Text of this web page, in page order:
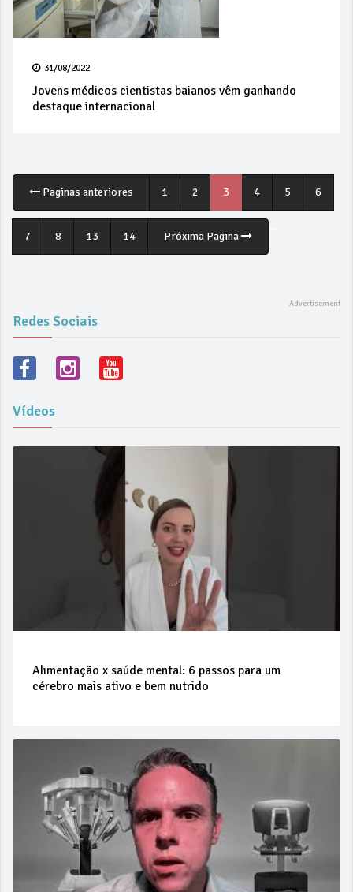
31/08/2022
Jovens médicos cientistas baianos vêm ganhando
destaque internacional
Paginas anteriores 1 2 3 4 5 6
7 8 13 14 Próxima Pagina
Redes Sociais
Vídeos
Alimentação x saúde mental: 6 passos para um
cérebro mais ativo e bem nutrido